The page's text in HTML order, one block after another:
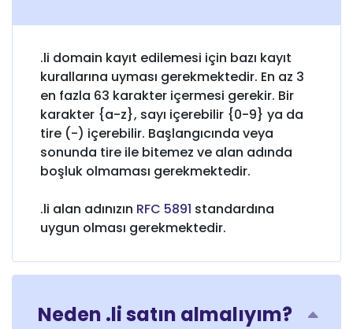
.li domain kayıt edilemesi için bazı kayıt
kurallarına uyması gerekmektedir. En az 3
en fazla 63 karakter içermesi gerekir. Bir
karakter {a-z}, sayı içerebilir {0-9} ya da
tire (-) içerebilir. Başlangıcında veya
sonunda tire ile bitemez ve alan adında
boşluk olmaması gerekmektedir.
.li alan adınızın RFC 5891 standardına
uygun olması gerekmektedir.
Neden .li satın almalıyım?